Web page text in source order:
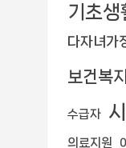
기초생
다자녀가
보건복
수급자
의료지원